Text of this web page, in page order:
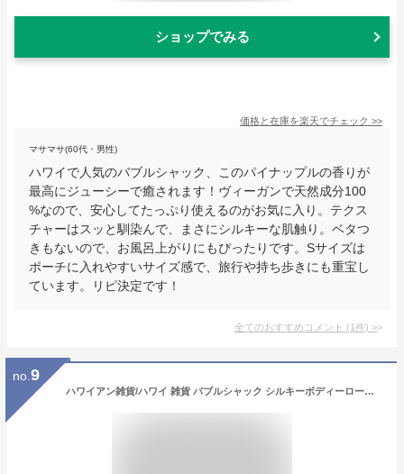
ショップでみる
価格と在庫を楽天でチェック >>
マサマサ(60代・男性)
ハワイで人気のバブルシャック、このパイナップルの香りが
最高にジューシーで癒されます！ヴィーガンで天然成分100
%なので、安心してたっぷり使えるのがお気に入り。テクス
チャーはスッと馴染んで、まさにシルキーな肌触り。ベタつ
きもないので、お風呂上がりにもぴったりです。Sサイズは
ポーチに入れやすいサイズ感で、旅行や持ち歩きにも重宝し
ています。リピ決定です！
全てのおすすめコメント (1件) >
no. 9
ハワイアン雑貨/ハワイ 雑貨 バブルシャック シルキーボディーローション(ココナッツボルケーノ)250ml 【お土産】